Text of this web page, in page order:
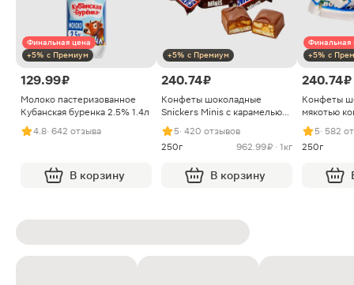
Финальная цена
+5% с Премиум
129.99 ₽
Молоко пастеризованное
Кубанская буренка 2.5% 1.4л
4.8· 642 отзыва
В корзину
+5% с Премиум
240.74 ₽
Конфеты шоколадные
Snickers Minis с карамелью
арахисом и нугой
5· 420 отзывов
250г
962.99 ₽ · 1кг
В корзину
Финальная
+5% с
240.74 ₽
Конфеты
мякотью
5· 582
250г